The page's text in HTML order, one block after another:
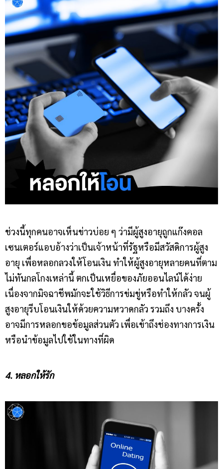
ช่วงนี้ทุกคนอาจเห็นข่าวบ่อย ๆ ว่ามีผู้สูงอายุถูกแก๊งคอล
เซนเตอร์แอบอ้างว่าเป็นเจ้าหน้าที่รัฐหรือมีสวัสดิการผู้สูง
อายุ เพื่อหลอกลวงให้โอนเงิน ทำให้ผู้สูงอายุหลายคนที่ตาม
ไม่ทันกลโกงเหล่านี้ ตกเป็นเหยื่อของภัยออนไลน์ได้ง่าย
เนื่องจากมิจฉาชีพมักจะใช้วิธีการข่มขู่หรือทำให้กลัว จนผู้
สูงอายุรีบโอนเงินให้ด้วยความหวาดกลัว รวมถึง บางครั้ง
อาจมีการหลอกขอข้อมูลส่วนตัว เพื่อเข้าถึงช่องทางการเงิน
หรือนำข้อมูลไปใช้ในทางที่ผิด
4. หลอกให้รัก